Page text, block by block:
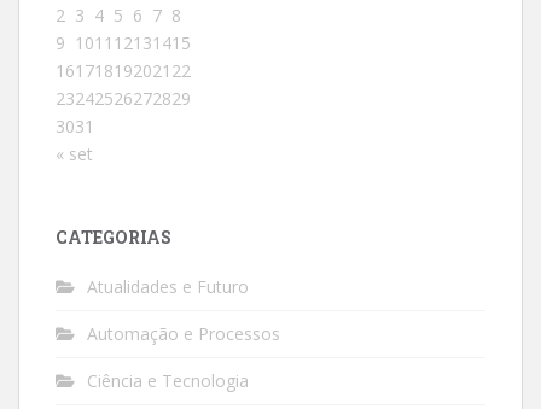
2 3 4 5 6 7 8
9 1011 12131415
161718192021 22
23242526272829
3031
« set
CATEGORIAS
Atualidades e Futuro
Automação e Processos
Ciência e Tecnologia